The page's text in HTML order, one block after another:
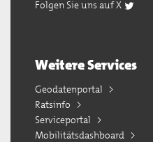
Folgen Sie uns auf X
Weitere Services
Geodatenportal
Ratsinfo
Serviceportal
Mobilitätsdashboard